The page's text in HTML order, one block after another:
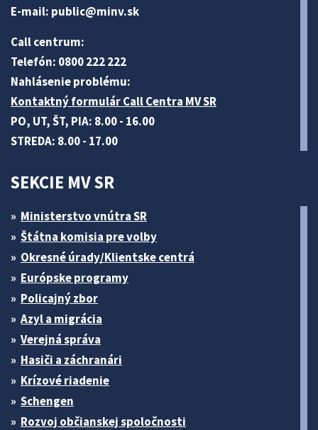
E-mail: public@minv.sk
Call centrum:
Telefón: 0800 222 222
Nahlásenie problému:
Kontaktný formulár Call Centra MV SR
PO, UT, ŠT, PIA: 8.00 - 16.00
STREDA: 8.00 - 17.00
SEKCIE MV SR
Ministerstvo vnútra SR
Štátna komisia pre volby
Okresné úrady/Klientske centrá
Európske programy
Policajný zbor
Azyl a migrácia
Verejná správa
Hasiči a záchranári
Krízové riadenie
Schengen
Rozvoj občianskej spoločnosti